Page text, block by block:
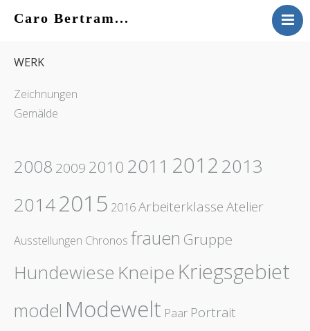
Caro Bertram...
KONTAKT
WERK
Zeichnungen
Gemälde
2008 2009 2010 2011 20122013
20142015 2016ArbeiterklasseAtelier
Ausstellungen Chronos frauen Gruppe
Hundewiese Kneipe Kriegsgebiet
model Modewelt Paar Portrait